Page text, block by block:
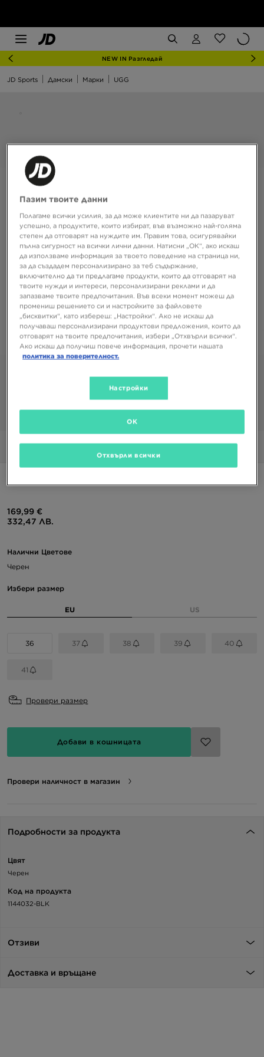
NEW IN Разгледай
JD Sports Дамски Марки UGG
169,99 €
332,47 ЛВ.
Налични Цветове
Черен
Избери размер
EU US
36 37 38 39 40
41
Провери размер
Добави в кошницата
Провери наличност в магазин
Подробности за продукта
Цвят
Черен
Код на продукта
1144032-BLK
Отзиви
Доставка и връщане
Пазим твоите данни
Полагаме всички усилия, за да може клиентите ни да пазаруват
успешно, а продуктите, които избират, във възможно най-голяма
степен да отговарят на нуждите им. Правим това, осигурявайки
пълна сигурност на всички лични данни. Натисни „ОК“, ако искаш
да използваме информация за твоето поведение на страница ни,
за да създадем персонализирано за теб съдържание,
включително да ти предлагаме продукти, които да отговарят на
твоите нужди и интереси, персонализирани реклами и да
запазваме твоите предпочитания. Във всеки момент можеш да
промениш решението си и настройките за файловете
„бисквитки“, като избереш: „Настройки“. Ако не искаш да
получаваш персонализирани продуктови предложения, които да
отговарят на твоите предпочитания, избери „Отхвърли всички“.
Ако искаш да получиш повече информация, прочети нашата
политика за поверителност.
Настройки
Отхвърли всички
OK